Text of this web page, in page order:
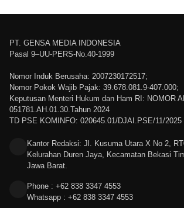
PT. GENSA MEDIA INDONESIA
Pasal 9–UU-PERS-No.40-1999
Nomor Induk Berusaha: 2007230172517;
Nomor Pokok Wajib Pajak: 39.678.081.9-407.000;
Keputusan Menteri Hukum dan Ham RI: NOMOR
051781.AH.01.30.Tahun 2024
TD PSE KOMINFO: 020645.01/DJAI.PSE/11/2025
Kantor Redaksi: Jl. Kusuma Utara X No 2,
Kelurahan Duren Jaya, Kecamatan Bekasi
Jawa Barat.
Phone : +62 838 3347 4553
Whatsapp : +62 838 3347 4553